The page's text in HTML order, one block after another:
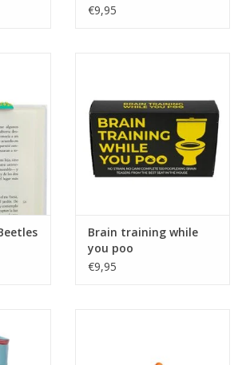
€9,95
Brain training while
you poo
€9,95